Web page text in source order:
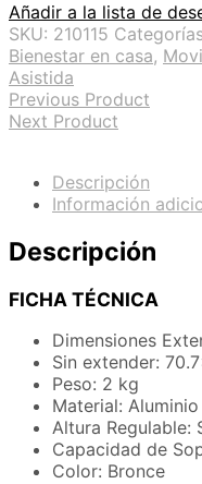
Añadir a la lista de
SKU: 210115
Bienestar en casa,
Asistida
Previous Product
Next Product
Descripción
Información
Descripción
FICHA TÉCNICA
Dimensiones
Sin extender:
Peso: 2 kg
Material: Aluminio
Altura Regulable:
Capacidad de
Color: Bronce